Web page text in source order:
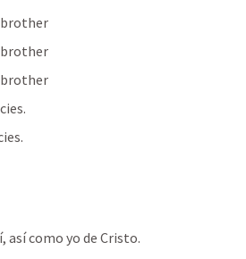
brother
brother
brother
así como yo de Cristo.